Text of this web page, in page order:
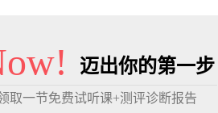
迈出你的第一步
取一节免费试听课+测评诊断报告